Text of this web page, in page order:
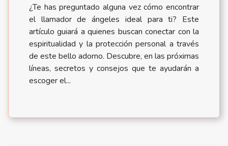
¿Te has preguntado alguna vez cómo encontrar
el llamador de ángeles ideal para ti? Este
artículo guiará a quienes buscan conectar con la
espiritualidad y la protección personal a través
de este bello adorno. Descubre, en las próximas
líneas, secretos y consejos que te ayudarán a
escoger el...